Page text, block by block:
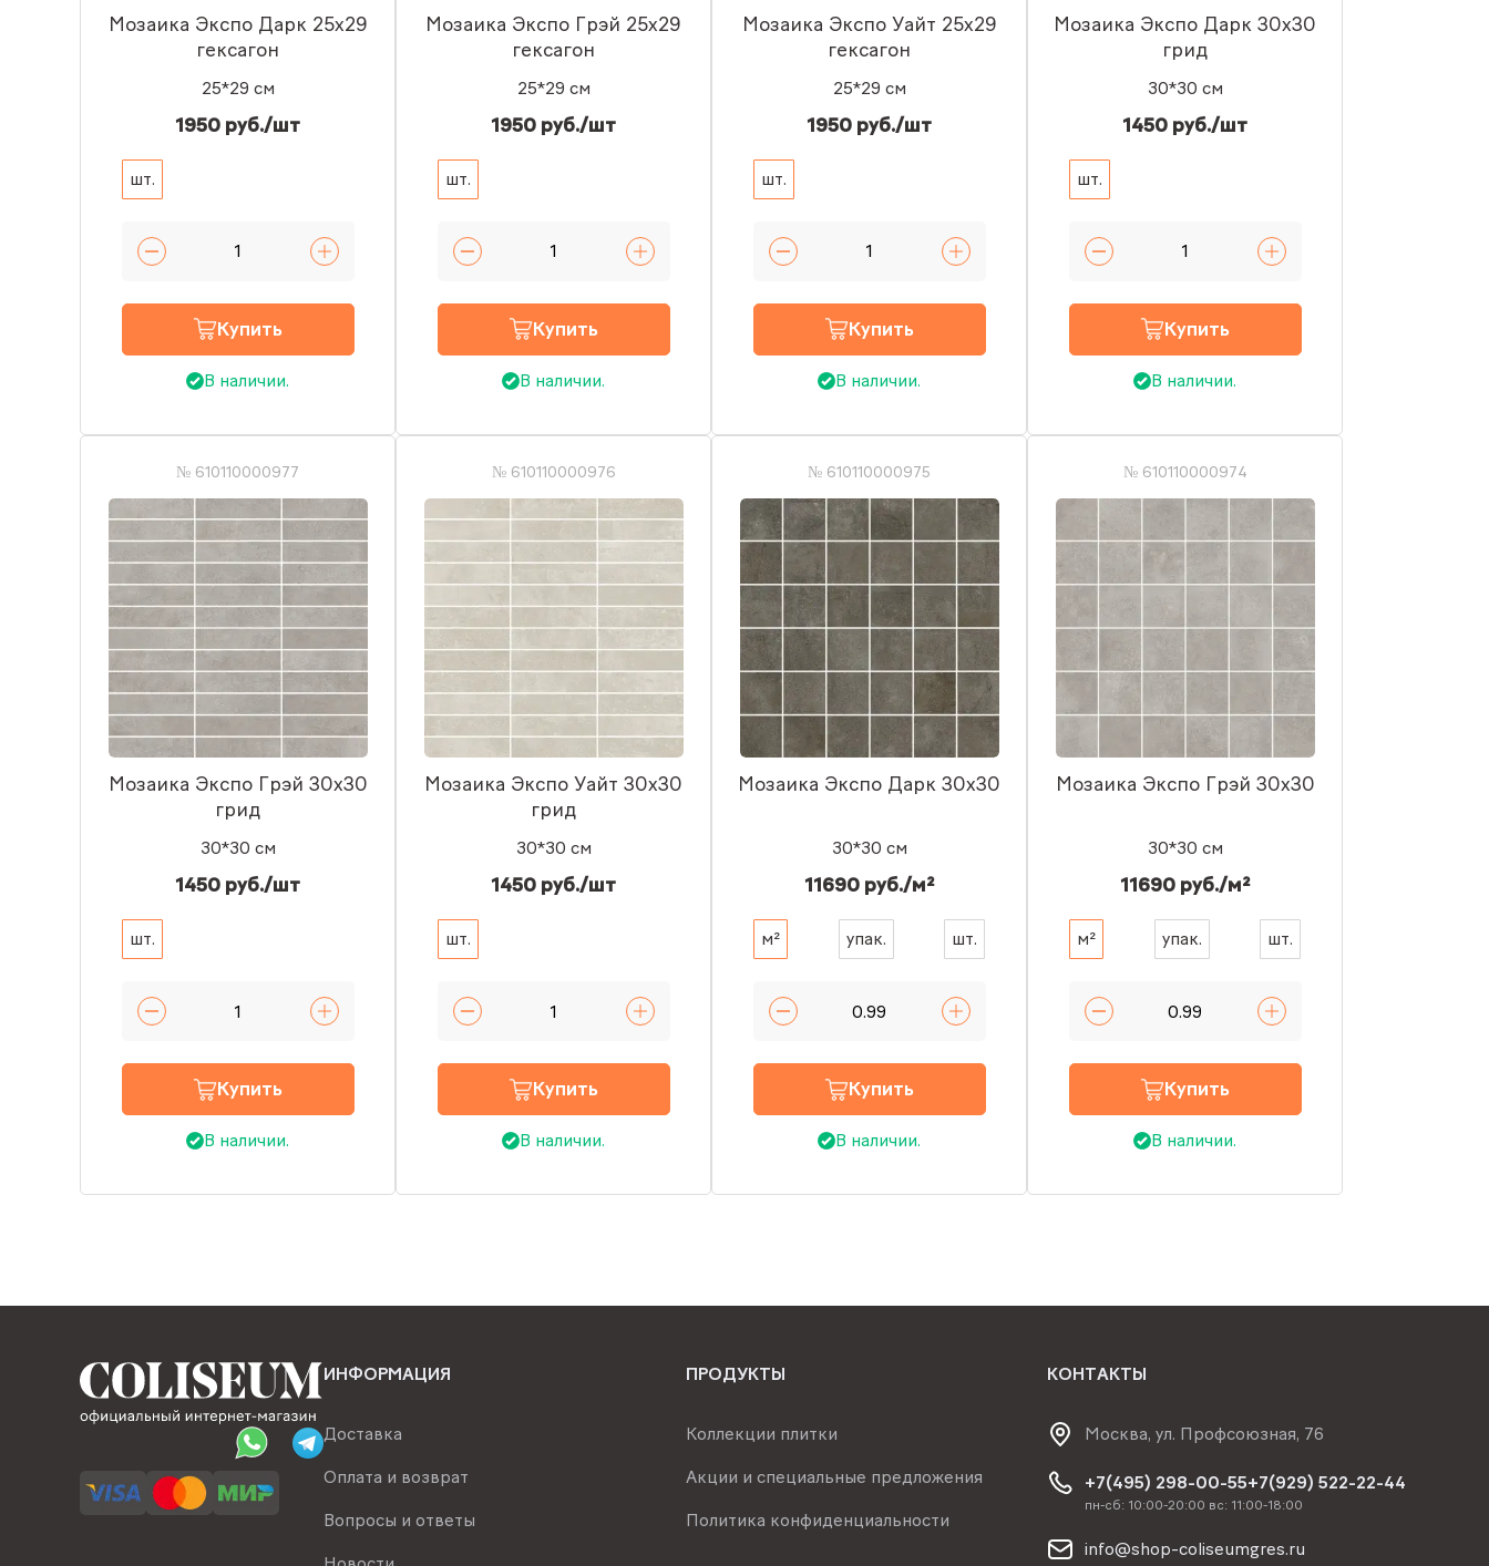
Мозаика Экспо Дарк 25x29
гексагон
25*29 см
1950 руб./шт
шт.
Купить
В наличии.
Мозаика Экспо Грэй 25x29
гексагон
25*29 см
1950 руб./шт
шт.
Купить
В наличии.
Мозаика Экспо Уайт 25x29
гексагон
25*29 см
1950 руб./шт
шт.
Купить
В наличии.
Мозаика Экспо Дарк 30x30
грид
30*30 см
1450 руб./шт
шт.
Купить
В наличии.
№ 610110000977
Мозаика Экспо Грэй 30x30
грид
30*30 см
1450 руб./шт
шт.
Купить
В наличии.
№ 610110000976
Мозаика Экспо Уайт 30x30
грид
30*30 см
1450 руб./шт
шт.
Купить
В наличии.
№ 610110000975
Мозаика Экспо Дарк 30x30
30*30 см
11690 руб./м²
м² упак. шт.
Купить
В наличии.
№ 610110000974
Мозаика Экспо Грэй 30x30
30*30 см
11690 руб./м²
м² упак. шт.
Купить
В наличии.
ИНФОРМАЦИЯ
Доставка
Оплата и возврат
Вопросы и ответы
ПРОДУКТЫ
Коллекции плитки
Акции и специальные предложения
Политика конфиденциальности
КОНТАКТЫ
Москва, ул. Профсоюзная, 76
+7(495) 298-00-55+7(929) 522-22-44
пн-сб: 10:00-20:00 вс: 11:00-18:00
info@shop-coliseumgres.ru